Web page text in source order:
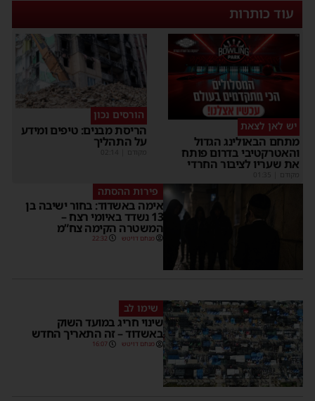
עוד כותרות
יש לאן לצאת
מתחם הבאולינג הגדול
והאטרקטיבי בדרום פותח
את שעריו לציבור החרדי
מקודם
הורסים נכון
הריסת מבנים: טיפים ומידע
על התהליך
מקודם
פירות ההסתה
אימה באשדוד: בחור ישיבה בן
13 נשדד באיומי רצח –
המשטרה הקימה צח”מ
מנחם דויטש 22:32
שימו לב
שינוי חריג במועד השוק
באשדוד – זה התאריך החדש
מנחם דויטש 16:07